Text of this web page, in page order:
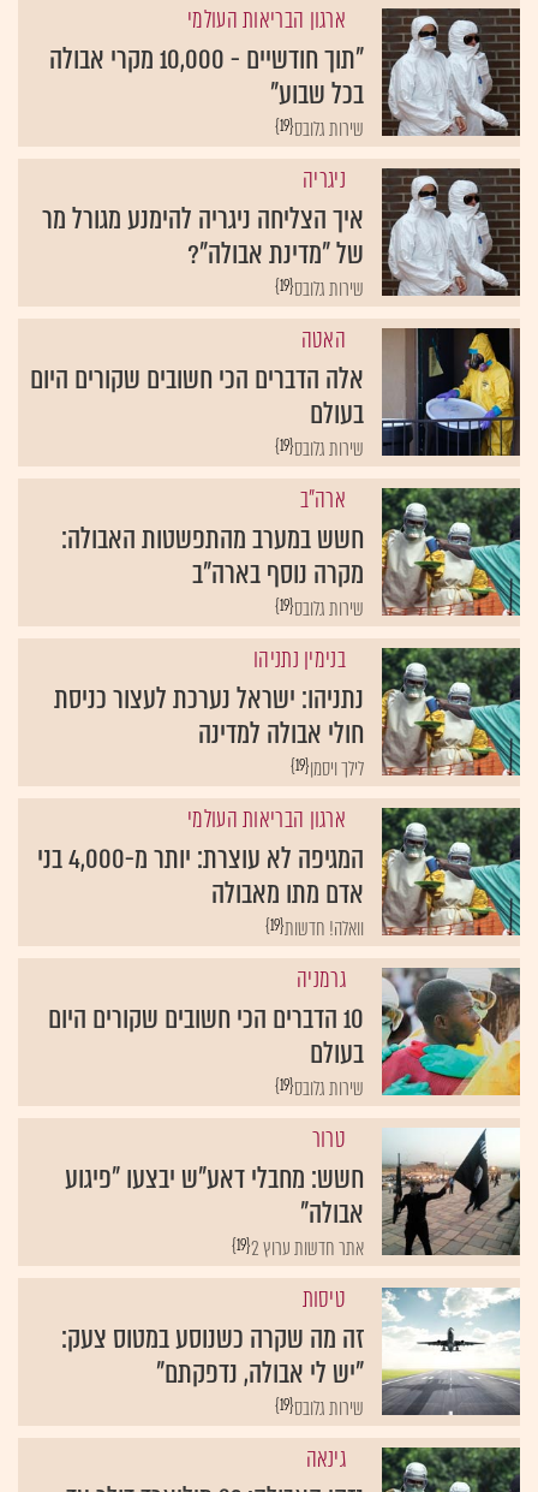
ארגון הבריאות העולמי
"תוך חודשיים - 10,000 מקרי אבולה
בכל שבוע"
{19}שירות גלובס
ניגריה
איך הצליחה ניגריה להימנע מגורל מר
של "מדינת אבולה"?
{19}שירות גלובס
האטה
אלה הדברים הכי חשובים שקורים היום
בעולם
{19}שירות גלובס
ארה"ב
חשש במערב מהתפשטות האבולה:
מקרה נוסף בארה"ב
{19}שירות גלובס
בנימין נתניהו
נתניהו: ישראל נערכת לעצור כניסת
חולי אבולה למדינה
{19}לילך ויסמן
ארגון הבריאות העולמי
המגיפה לא עוצרת: יותר מ-4,000 בני
אדם מתו מאבולה
{19}וואלה! חדשות
גרמניה
10 הדברים הכי חשובים שקורים היום
בעולם
{19}שירות גלובס
טרור
חשש: מחבלי דאע"ש יבצעו "פיגוע
אבולה"
{19} אתר חדשות ערוץ 2
טיסות
זה מה שקרה כשנוסע במטוס צעק:
"יש לי אבולה, נדפקתם"
{19}שירות גלובס
גינאה